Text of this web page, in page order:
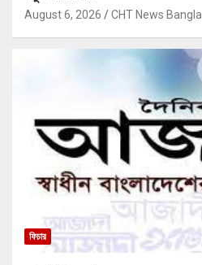
August 6, 2026 CHT News Bangla
ফিচার